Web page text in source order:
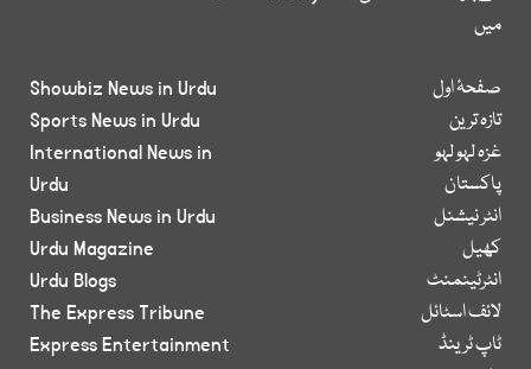
میں
صفحۂ اول
تازہ ترین
غزہ لہو لہو
پاکستان
انٹر نیشنل
کھیل
انٹرٹینمنٹ
لائف اسٹائل
ٹاپ ٹرینڈ
Showbiz News in Urdu
Sports News in Urdu
International News in
Urdu
Business News in Urdu
Urdu Magazine
Urdu Blogs
The Express Tribune
Express Entertainment